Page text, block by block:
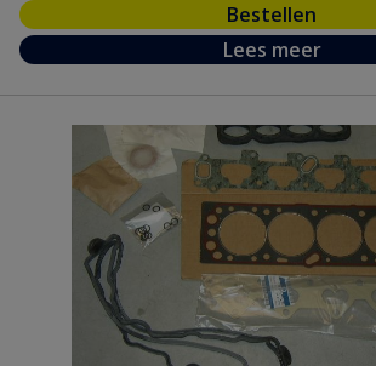
Bestellen
Lees meer